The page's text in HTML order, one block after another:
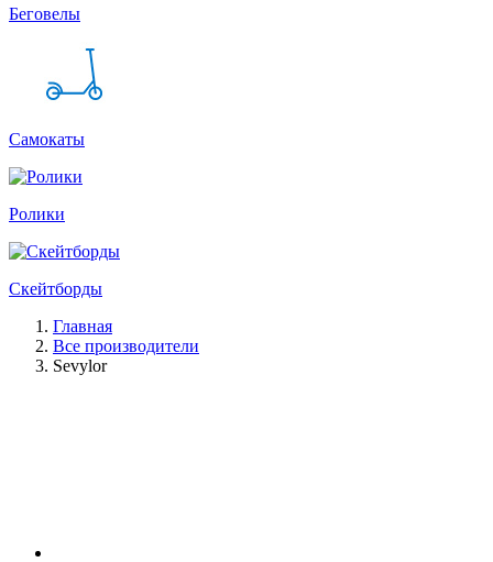
Беговелы
Самокаты
Ролики
Скейтборды
Главная
Все производители
Sevylor